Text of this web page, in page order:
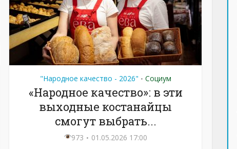
"Народное качество - 2026" • Социум
«Народное качество»: в эти
выходные костанайцы
смогут выбрать...
973
01.05.2026 17:00